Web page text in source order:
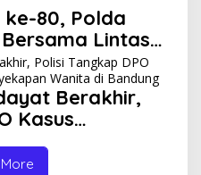
80, Polda
Lintas
Perangi
Berakhir,
Kasus